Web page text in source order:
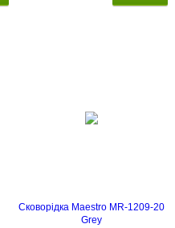
Сковорідка Maestro MR-1209-20
Grey